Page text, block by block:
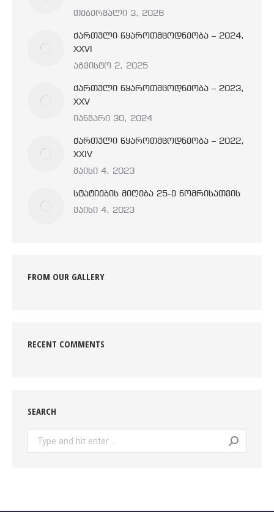
თებერვალი 3, 2026
ქართული წყაროთმცოდნეობა – 2024,
XXVI
აგვისტო 2, 2025
ქართული წყაროთმცოდნეობა – 2023,
XXV
იანვარი 30, 2024
ქართული წყაროთმცოდნეობა – 2022,
XXIV
მაისი 4, 2023
სტატიების მიღება 25-ე ნომრისათვის
მაისი 4, 2023
FROM OUR GALLERY
RECENT COMMENTS
SEARCH
Search: